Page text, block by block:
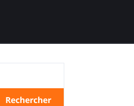
Rechercher